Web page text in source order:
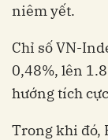
niêm yết.
Chỉ số VN-
0,48%, lên
hướng tích
Trong khi đó,